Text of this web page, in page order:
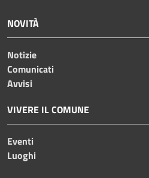
NOVITÀ
Notizie
Comunicati
Avvisi
VIVERE IL COMUNE
Eventi
Luoghi